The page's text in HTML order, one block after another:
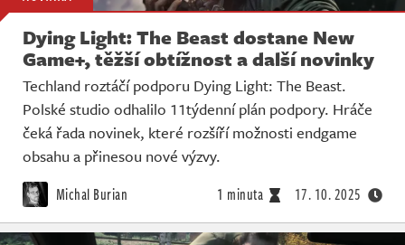
Dying Light: The Beast dostane New
Game+, těžší obtížnost a další novinky
Techland roztáčí podporu Dying Light: The Beast.
Polské studio odhalilo 11týdenní plán podpory. Hráče
čeká řada novinek, které rozšíří možnosti endgame
obsahu a přinesou nové výzvy.
Michal Burian 1 minuta 17. 10. 2025